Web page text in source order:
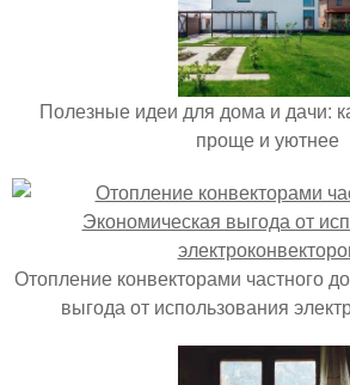
Полезные идеи для дома и дачи:
проще и уютнее
Отопление конвекторами частного
выгода от использования